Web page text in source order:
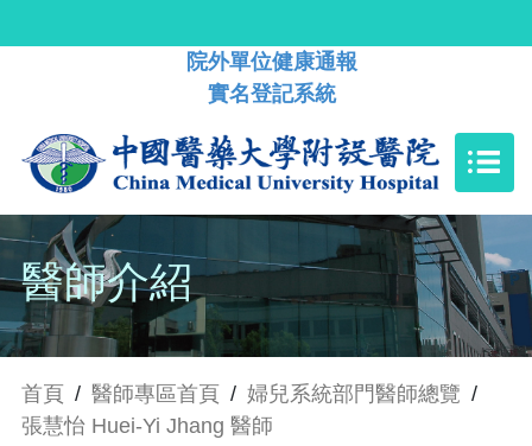
院外單位健康通報
實名登記系統
醫師介紹
首頁 / 醫師專區首頁 / 婦兒系統部門醫師總覽 /
張慧怡 Huei-Yi Jhang 醫師